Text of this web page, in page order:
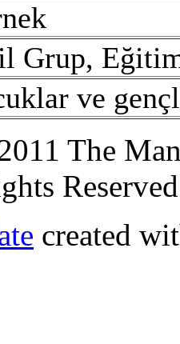
Grup,
ve
The
created